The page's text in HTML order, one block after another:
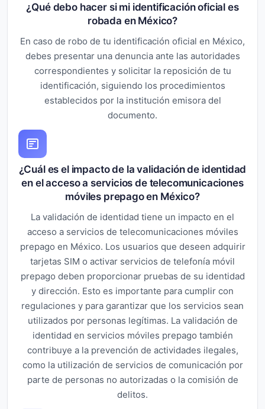
¿Qué debo hacer si mi identificación oficial es
robada en México?
En caso de robo de tu identificación oficial en México,
debes presentar una denuncia ante las autoridades
correspondientes y solicitar la reposición de tu
identificación, siguiendo los procedimientos
establecidos por la institución emisora del
documento.
¿Cuál es el impacto de la validación de identidad
en el acceso a servicios de telecomunicaciones
móviles prepago en México?
La validación de identidad tiene un impacto en el
acceso a servicios de telecomunicaciones móviles
prepago en México. Los usuarios que deseen adquirir
tarjetas SIM o activar servicios de telefonía móvil
prepago deben proporcionar pruebas de su identidad
y dirección. Esto es importante para cumplir con
regulaciones y para garantizar que los servicios sean
utilizados por personas legítimas. La validación de
identidad en servicios móviles prepago también
contribuye a la prevención de actividades ilegales,
como la utilización de servicios de comunicación por
parte de personas no autorizadas o la comisión de
delitos.